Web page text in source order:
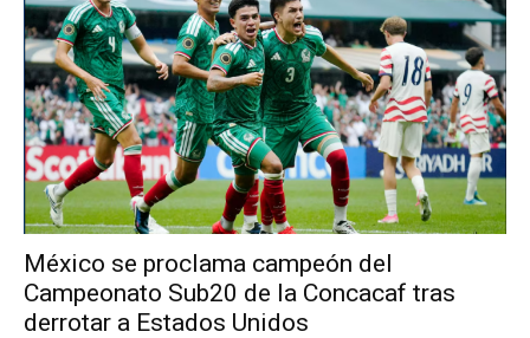
México se proclama campeón del
Campeonato Sub20 de la Concacaf tras
derrotar a Estados Unidos